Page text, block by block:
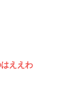
ええわ